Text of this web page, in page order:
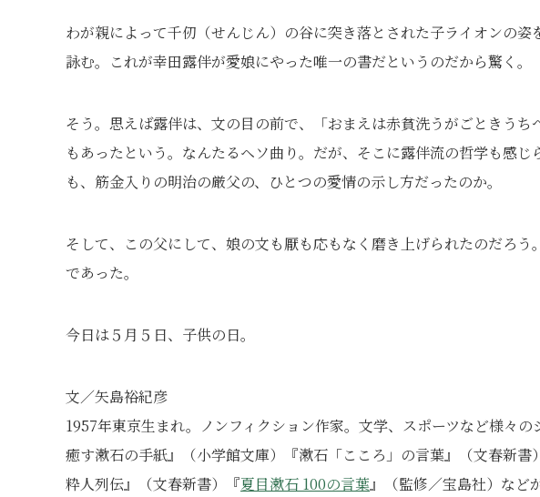
わが親によって千仞（せんじん）の谷に突き落とされた子ライオンの
詠む。これが幸田露伴が愛娘にやった唯一の書だというのだから驚く。
そう。思えば露伴は、文の目の前で、「おまえは赤貧洗うがごときう
もあったという。なんたるヘソ曲り。だが、そこに露伴流の哲学も感じ
も、筋金入りの明治の厳父の、ひとつの愛情の示し方だったのか。
そして、この父にして、娘の文も厭も応もなく磨き上げられたのだろ
であった。
今日は５月５日、子供の日。
文／矢島裕紀彦
1957年東京生まれ。ノンフィクション作家。文学、スポーツなど様々
癒す漱石の手紙』（小学館文庫）『漱石「こころ」の言葉』（文春新
粋人列伝』（文春新書）『夏目漱石 100の言葉』（監修／宝島社）など